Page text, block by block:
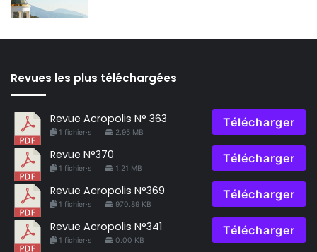
Revues les plus téléchargées
Revue Acropolis N° 363
1 fichier·s 2.95 MB
Télécharger
Revue N°370
1 fichier·s 1.21 MB
Télécharger
Revue Acropolis N°369
1 fichier·s 970.89 KB
Télécharger
Revue Acropolis N°341
1 fichier·s 0.00 KB
Télécharger